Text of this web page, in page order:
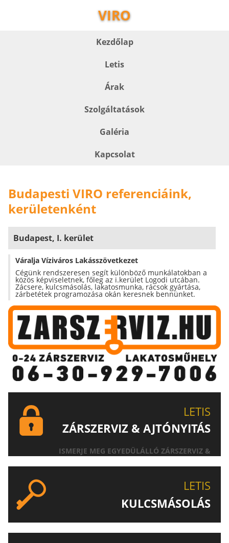
VIRO
Kezdőlap
Letis
Árak
Szolgáltatások
Galéria
Kapcsolat
Budapesti VIRO referenciáink,
kerületenként
Budapest, I. kerület
Váralja Víziváros Lakásszövetkezet
Cégünk rendszeresen segít különböző munkálatokban a
közös képviseletnek, főleg az i.kerület Logodi utcában.
Zácsere, kulcsmásolás, lakatosmunka, rácsok gyártása,
zárbetétek programozása okán keresnek bennünket.
LETIS
ZÁRSZERVIZ & AJTÓNYITÁS
ISMERJE MEG EGYEDÜLÁLLÓ ZÁRSZERVIZ &
LETIS
KULCSMÁSOLÁS